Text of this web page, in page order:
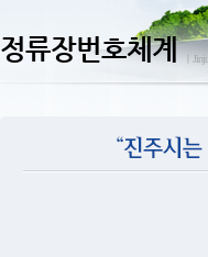
정류장번호체계 ㅣ